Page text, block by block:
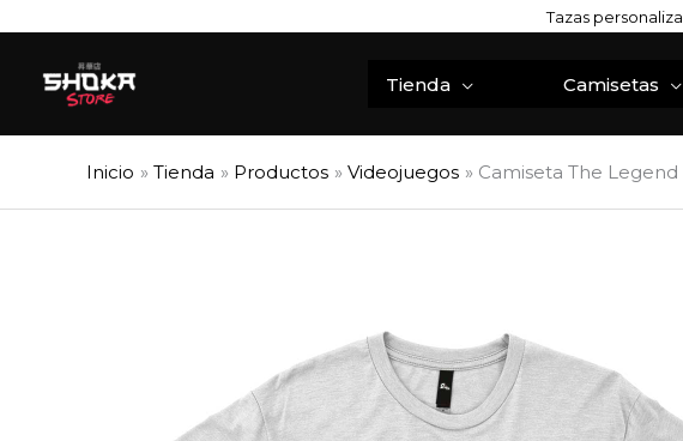
contenido
Tazas
Tienda Camisetas
Inicio Tienda Productos Videojuegos Camiseta The